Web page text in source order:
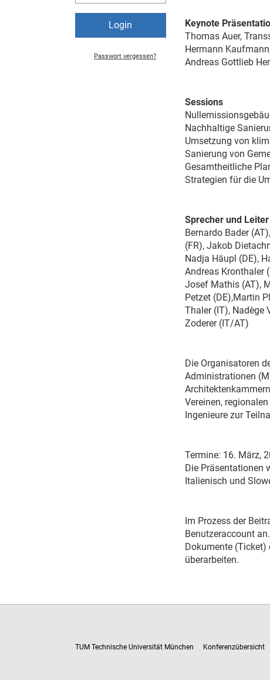
Passwort vergessen?
Keynote
Thomas Auer,
Hermann
Andreas Gottlieb
Sessions
Nachhaltige
Umsetzung von
Sanierung von
Gesamtheitliche
Strategien für die
Sprecher und
Bernardo Bader
(FR), Jakob
Nadja Häupl (DE),
Andreas Kronthaler
Josef Mathis (AT),
Petzet (DE),Martin
Thaler (IT), Nadège
Zoderer (IT/AT)
Die Organisatoren
Administrationen
Vereinen,
Ingenieure zur
Termine: 16. März,
Die Präsentationen
Italienisch und
Im Prozess der
Benutzeraccount
Dokumente (Ticket)
überarbeiten.
TUM Technische Universität München Konferenzübersicht